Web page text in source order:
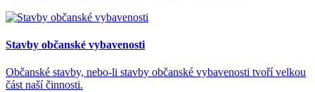
Stavby občanské vybavenosti
Občanské stavby, nebo-li stavby občanské vybavenosti tvoří velkou
část naší činnosti.